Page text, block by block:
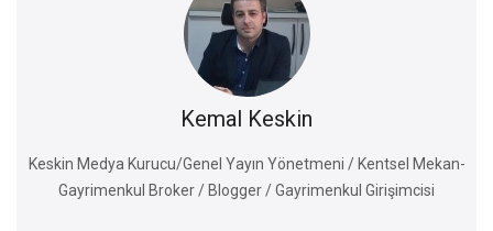
Kemal Keskin
Keskin Medya Kurucu/Genel Yayın Yönetmeni / Kentsel Mekan-
Gayrimenkul Broker / Blogger / Gayrimenkul Girişimcisi